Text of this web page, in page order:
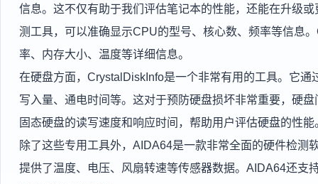
信息。这不仅有助于我们评估笔记本的性能，还能在升级
测工具，可以准确显示CPU的型号、核心数、频率等信息
率、内存大小、温度等详细信息。
在硬盘方面，CrystalDiskInfo是一个非常有用的工具。它
写入量、通电时间等。这对于预防硬盘损坏非常重要，硬
固态硬盘的读写速度和响应时间，帮助用户评估硬盘的性能
除了这些专用工具外，AIDA64是一款非常全面的硬件检
提供了温度、电压、风扇转速等传感器数据。AIDA64还支